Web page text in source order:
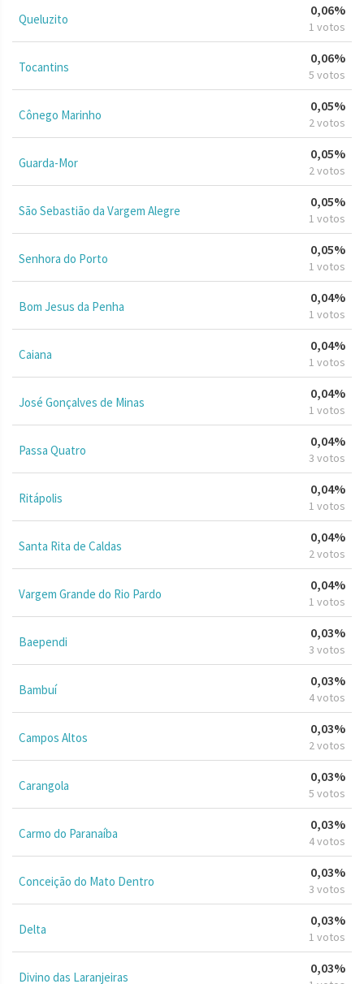
Queluzito
0,06%
1 votos
Tocantins
0,06%
5 votos
Cônego Marinho
0,05%
2 votos
Guarda-Mor
0,05%
2 votos
São Sebastião da Vargem Alegre
0,05%
1 votos
Senhora do Porto
0,05%
1 votos
Bom Jesus da Penha
0,04%
1 votos
Caiana
0,04%
1 votos
José Gonçalves de Minas
0,04%
1 votos
Passa Quatro
0,04%
3 votos
Ritápolis
0,04%
1 votos
Santa Rita de Caldas
0,04%
2 votos
Vargem Grande do Rio Pardo
0,04%
1 votos
Baependi
0,03%
3 votos
Bambuí
0,03%
4 votos
Campos Altos
0,03%
2 votos
Carangola
0,03%
5 votos
Carmo do Paranaíba
0,03%
4 votos
Conceição do Mato Dentro
0,03%
3 votos
Delta
0,03%
1 votos
Divino das Laranjeiras
0,03%